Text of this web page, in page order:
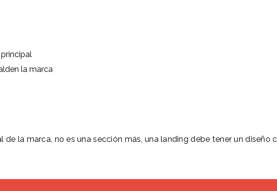
la marca
de la marca, no es una sección más, una landing debe tener un diseño